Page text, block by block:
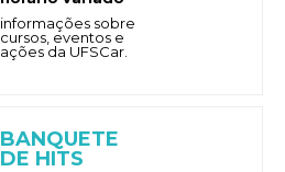
informações sobre
cursos, eventos e
ações da UFSCar.
BANQUETE
DE HITS